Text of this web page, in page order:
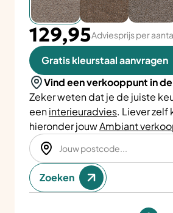
129,95Adviesprijs per
Gratis kleurstaal aanvragen
Vind een verkooppunt in
Zeker weten dat je de juiste
eeninterieuradvies. Liever zelf
hieronder jouwAmbiant
Zoeken